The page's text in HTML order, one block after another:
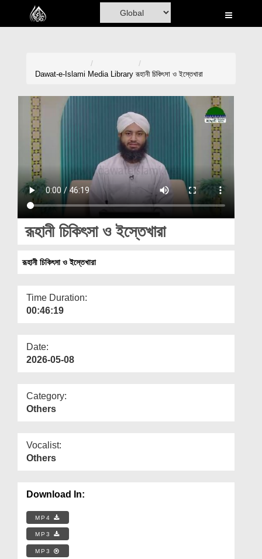
Home
Madani Channel
Volunteer Portal
Rohani Ilaj
Donation
Magazine
Departments
More
Dawat-e-Islami Media Library রূহানী চিকিৎসা ও ইস্তেখারা
রূহানী চিকিৎসা ও ইস্তেখারা
রূহানী চিকিৎসা ও ইস্তেখারা
Time Duration:
00:46:19
Date:
2026-05-08
Category:
Others
Vocalist:
Others
Download In:
MP4
MP3
MP3